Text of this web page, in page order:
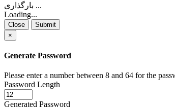
بارگذاری ...
Loading...
Close
Submit
×
Generate Password
Please enter a number between 8 and 64 for the
Password Length
Generated Password